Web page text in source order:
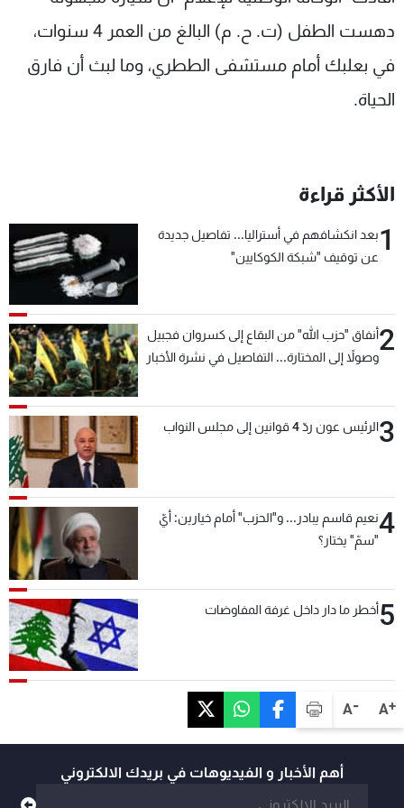
A+
A-
دهست الطفل (ت. ح. م) البالغ من العمر 4 سنوات،
في بعلبك أمام مستشفى الططري، وما لبث أن فارق
الحياة.
الأكثر قراءة
1بعد انكشافهم في أستراليا... تفاصيل جديدة
عن توقيف "شبكة الكوكايين"
2أنفاق "حزب الله" من البقاع إلى كسروان فجبيل
وصولاً إلى المختارة... التفاصيل في نشرة الأخبار
3الرئيس عون ردّ 4 قوانين إلى مجلس النواب
4نعيم قاسم يبادر... و"الحزب" أمام خيارين: أيّ
"سمّ" يختار؟
5أخطر ما دار داخل غرفة المفاوضات
أهم الأخبار و الفيديوهات في بريدك الالكتروني
شاهد البرامج
عن MTV